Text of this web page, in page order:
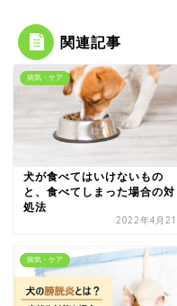
関連記事
病気・ケア
犬が食べてはいけないもの
と、食べてしまった場合の対
処法
2022年4月21
病気・ケア